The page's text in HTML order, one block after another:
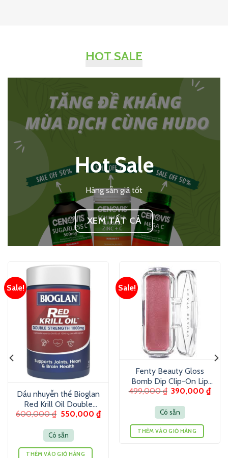
HOT SALE
Hot Sale
Hàng sẵn giá tốt
XEM TẤT CẢ
Sale!
Dầu nhuyễn thể Bioglan
Red Krill Oil Double
Strength 1000mg 60
600,000₫ 550,000 ₫
Có sẵn
THÊM VÀO GIỎ HÀNG
Sale!
Fenty Beauty Gloss
Bomb Dip Clip-On Lip
Luminizer 6g – Son
499,000₫ 390,000₫
Có sẵn
THÊM VÀO GIỎ HÀNG